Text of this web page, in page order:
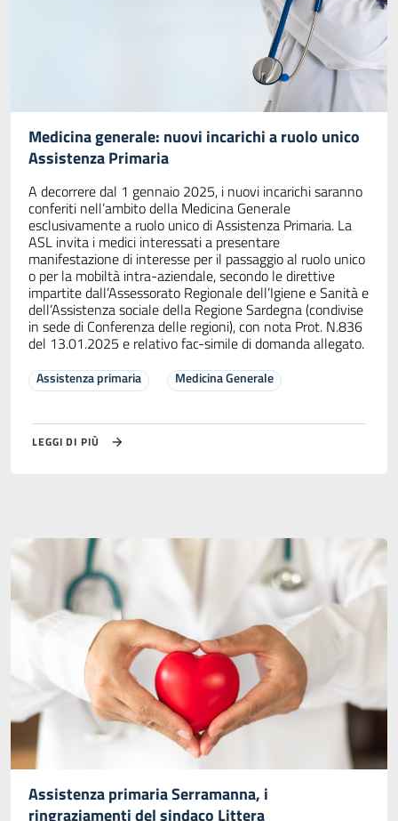
Medicina generale: nuovi incarichi a ruolo unico
Assistenza Primaria
A decorrere dal 1 gennaio 2025, i nuovi incarichi saranno
conferiti nell’ambito della Medicina Generale
esclusivamente a ruolo unico di Assistenza Primaria. La
ASL invita i medici interessati a presentare
manifestazione di interesse per il passaggio al ruolo unico
o per la mobiltà intra-aziendale, secondo le direttive
impartite dall’Assessorato Regionale dell’Igiene e Sanità e
dell’Assistenza sociale della Regione Sardegna (condivise
in sede di Conferenza delle regioni), con nota Prot. N.836
del 13.01.2025 e relativo fac-simile di domanda allegato.
Assistenza primaria Medicina Generale
LEGGI DI PIÙ
Assistenza primaria Serramanna, i
ringraziamenti del sindaco Littera